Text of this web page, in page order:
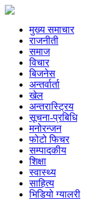
मुख्य समाचार
राजनीती
समाज
विचार
बिजनेस
अन्तर्वार्ता
खेल
अन्तरास्ट्रिय
सूचना-प्रबिधि
मनोरन्जन
फोटो फिचर
सम्पादकीय
शिक्षा
स्वास्थ्य
साहित्य
भिडियो ग्यालरी